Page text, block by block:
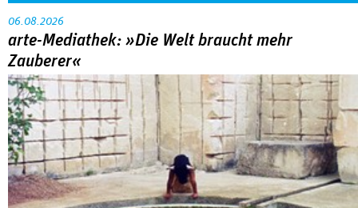
06.08.2026
arte-Mediathek: »Die Welt braucht mehr
Zauberer«